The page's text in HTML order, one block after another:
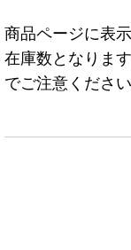
商品ページに表
在庫数となりま
でご注意ください